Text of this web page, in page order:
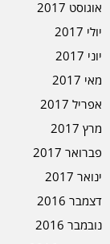
אוגוסט 2017
יולי 2017
יוני 2017
מאי 2017
אפריל 2017
מרץ 2017
פברואר 2017
ינואר 2017
דצמבר 2016
נובמבר 2016